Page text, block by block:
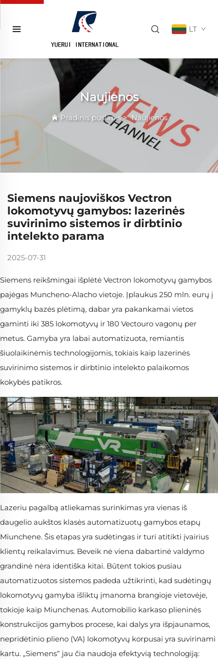
LT
Naujienos
Pradinis puslapis>Naujienos
Siemens naujoviškos Vectron
lokomotyvų gamybos: lazerinės
suvirinimo sistemos ir dirbtinio
intelekto parama
2025-07-31
Siemens reikšmingai išplėtė Vectron lokomotyvų gamybos
pajėgas Muncheno-Alacho vietoje. Įplaukus 250 mln. eurų į
gamyklų bazės plėtimą, dabar yra pakankamai vietos
gaminti iki 385 lokomotyvų ir 180 Vectouro vagonų per
metus. Gamyba yra labai automatizuota, remiantis
šiuolaikinėmis technologijomis, tokiais kaip lazerinės
suvirinimo sistemos ir dirbtinio intelekto palaikomos
kokybės patikros.
Lazeriu pagalbą atliekamas surinkimas yra vienas iš
daugelio aukštos klasės automatizuotų gamybos etapų
Miunchene. Šis etapas yra sudėtingas ir turi atitikti įvairius
klientų reikalavimus. Beveik nė viena dabartinė valdymo
grandinė nėra identiška kitai. Būtent tokios pusiau
automatizuotos sistemos padeda užtikrinti, kad sudėtingų
lokomotyvų gamyba išliktų įmanoma brangioje vietovėje,
tokioje kaip Miunchenas. Automobilio karkaso plieninės
konstrukcijos gamybos procese, kai dalys yra išpjaunamos,
nepridėtinio plieno (VA) lokomotyvų korpusai yra suvirinami
kartu. „Siemens“ jau čia naudoja efektyvią technologiją: